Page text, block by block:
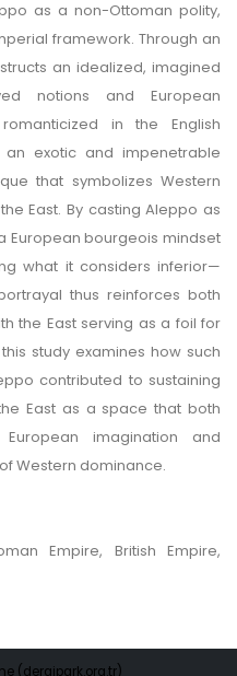
as a non-Ottoman polity,
framework. Through an
an idealized, imagined
notions and European
in the English
exotic and impenetrable
that symbolizes Western
East. By casting Aleppo as
European bourgeois mindset
what it considers inferior—
thus reinforces both
the East serving as a foil for
study examines how such
contributed to sustaining
East as a space that both
imagination and
Western dominance.
Empire, British Empire,
(dergipark.org.tr)